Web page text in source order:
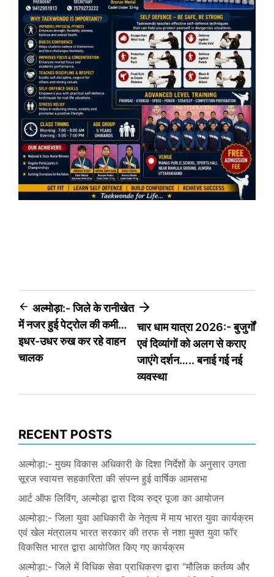
Post
navigation
अल्मोड़ा:- जिले के रानीखेत
में नजर हुई पेट्रोल की कमी…
इधर-उधर रुख कर रहे वाहन
चालक
चार धाम यात्रा 2026:- बुजुर्गों
एवं दिव्यांगों को अलग से कराए
जाएंगे दर्शन….. बनाई गई नई
व्यवस्था
RECENT POSTS
अल्मोड़ा:- मुख्य विकास अधिकारी के दिशा निर्देशों के अनुसार उगता
सूरज स्वायत्त सहकारिता की संपन्न हुई वार्षिक आमसभा
आर्ट ऑफ लिविंग, अल्मोड़ा द्वारा दिव्य रुद्र पूजा का आयोजन
अल्मोड़ा:- जिला युवा आधिकारी के नेतृत्व में माय भारत युवा कार्यक्रम
एवं खेल मंत्रालय भारत सरकार की तरफ से नशा मुक्त युवा फॉर
विकसित भारत द्वारा आयोजित किए गए कार्यक्रम
अल्मोड़ा:- जिले में विधिक सेवा प्राधिकरण द्वारा “मौलिक कर्तव्य और